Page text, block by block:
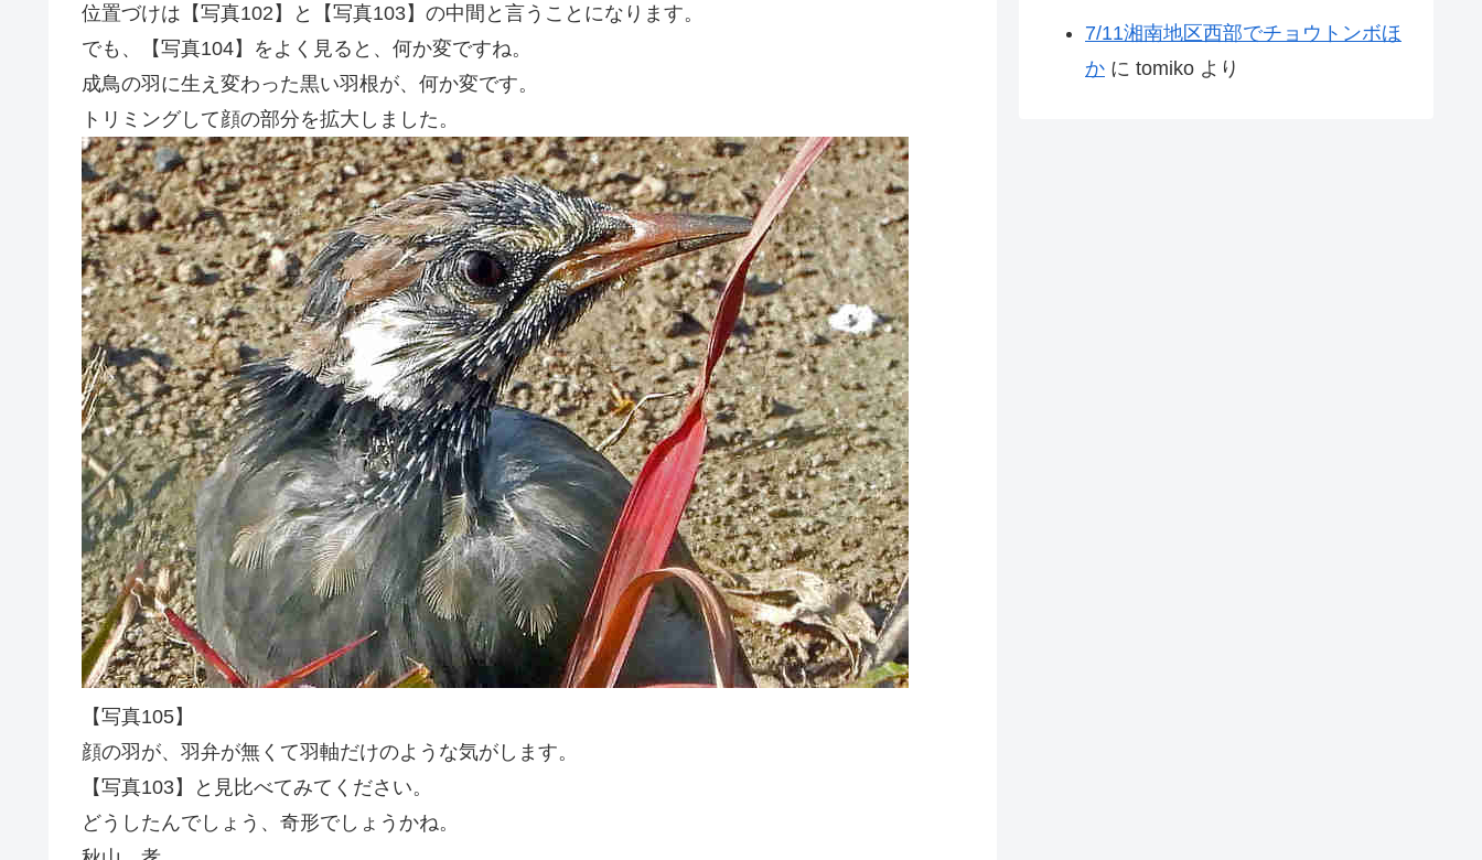
位置づけは【写真102】と【写真103】の中間と言うことになります。
でも、【写真104】をよく見ると、何か変ですね。
成鳥の羽に生え変わった黒い羽根が、何か変です。
トリミングして顔の部分を拡大しました。
【写真105】
顔の羽が、羽弁が無くて羽軸だけのような気がします。
【写真103】と見比べてみてください。
どうしたんでしょう、奇形でしょうかね。
7/11湘南地区西部でチョウトンボほ
か に tomiko より